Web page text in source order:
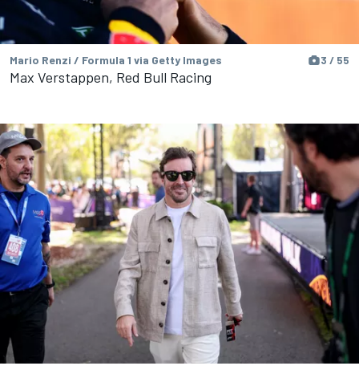
Mario Renzi / Formula 1 via Getty Images 3 / 55
Max Verstappen, Red Bull Racing